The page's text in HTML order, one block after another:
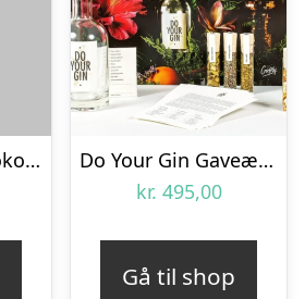
Gaveæske til chokoladeelskeren
Do Your Gin Gaveæske
kr. 495,00
Gå til shop